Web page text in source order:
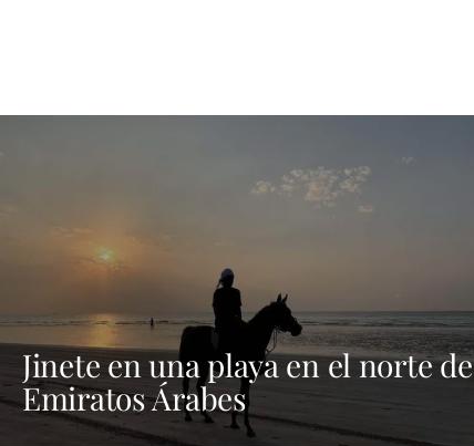
Jinete en una playa en el norte de
Emiratos Árabes